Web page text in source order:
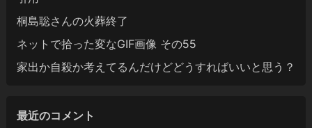
桐島聡さんの火葬終了
ネットで拾った変なGIF画像 その55
家出か自殺か考えてるんだけどどうすればいいと思う？
最近のコメント